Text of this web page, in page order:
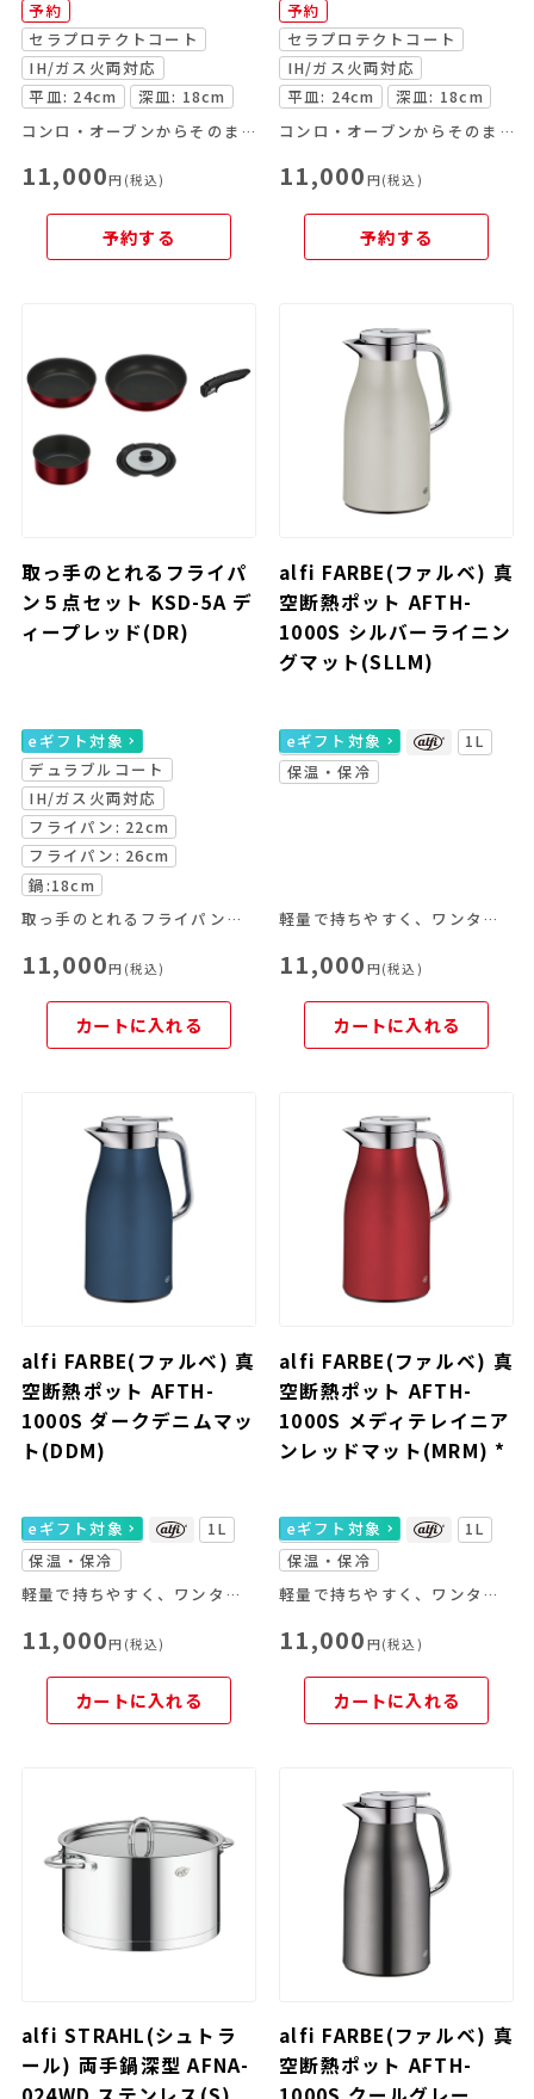
予約
セラプロテクトコート
IH/ガス火両対応
平皿: 24cm
深皿: 18cm
コンロ・オーブンからそのまま食卓へ
11,000円(税込)
予約する
予約
セラプロテクトコート
IH/ガス火両対応
平皿: 24cm
深皿: 18cm
コンロ・オーブンからそのまま食卓へ
11,000 円(税込)
予約する
取っ手のとれるフライパ
ン５点セット KSD-5A デ
ィープレッド(DR)
eギフト対象
デュラブルコート
IH/ガス火両対応
フライパン: 22cm
フライパン: 26cm
鍋:18cm
取っ手のとれるフライパンの基本セット
11,000円(税込)
カートに入れる
alfi FARBE(ファルベ) 真
空断熱ポット AFTH-
1000S シルバーライニン
グマット(SLLM)
eギフト対象
1L
保温・保冷
軽量で持ちやすく、ワンタッチで注げる使いやすさが魅力。
11,000 円(税込)
カートに入れる
alfi FARBE(ファルベ) 真
空断熱ポット AFTH-
1000S ダークデニムマッ
ト(DDM)
eギフト対象
1L
保温・保冷
軽量で持ちやすく、ワンタッチで注げる使いやすさが魅力。
11,000円(税込)
カートに入れる
alfi FARBE(ファルベ) 真
空断熱ポット AFTH-
1000S メディテレイニア
ンレッドマット(MRM) *
eギフト対象
1L
保温・保冷
軽量で持ちやすく、ワンタッチで注げる使いやすさが魅力。
11,000 円(税込)
カートに入れる
alfi STRAHL(シュトラ
ール) 両手鍋深型 AFNA-
alfi FARBE(ファルベ) 真
空断熱ポット AFTH-